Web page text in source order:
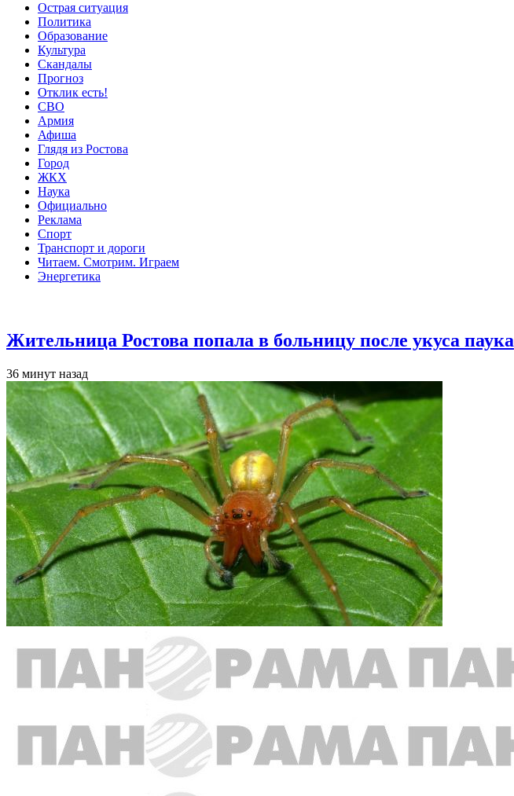
Острая ситуация
Политика
Образование
Культура
Скандалы
Прогноз
Отклик есть!
СВО
Армия
Афиша
Глядя из Ростова
Город
ЖКХ
Наука
Официально
Реклама
Спорт
Транспорт и дороги
Читаем. Смотрим. Играем
Энергетика
Жительница Ростова попала в больницу после укуса паука
36 минут назад